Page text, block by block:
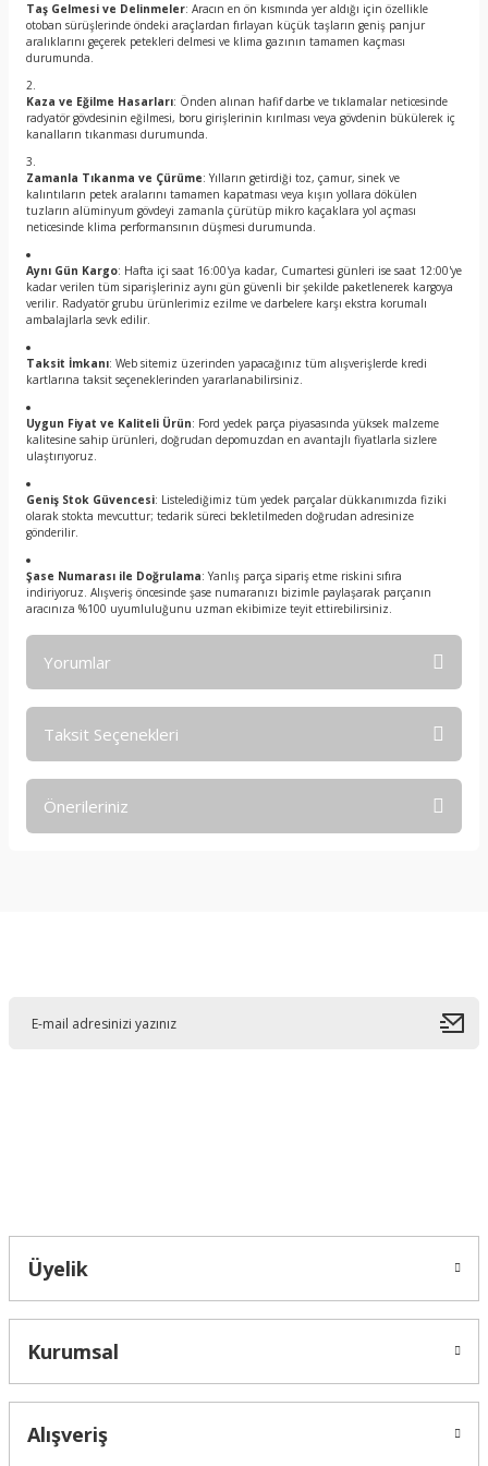
Taş Gelmesi ve Delinmeler: Aracın en ön kısmında yer aldığı için özellikle
otoban sürüşlerinde öndeki araçlardan fırlayan küçük taşların geniş panjur
aralıklarını geçerek petekleri delmesi ve klima gazının tamamen kaçması
durumunda.
Kaza ve Eğilme Hasarları: Önden alınan hafif darbe ve tıklamalar neticesinde
radyatör gövdesinin eğilmesi, boru girişlerinin kırılması veya gövdenin bükülerek iç
kanalların tıkanması durumunda.
Zamanla Tıkanma ve Çürüme: Yılların getirdiği toz, çamur, sinek ve
kalıntıların petek aralarını tamamen kapatması veya kışın yollara dökülen
tuzların alüminyum gövdeyi zamanla çürütüp mikro kaçaklara yol açması
neticesinde klima performansının düşmesi durumunda.
Aynı Gün Kargo: Hafta içi saat 16:00'ya kadar, Cumartesi günleri ise saat 12:00'ye
kadar verilen tüm siparişleriniz aynı gün güvenli bir şekilde paketlenerek kargoya
verilir. Radyatör grubu ürünlerimiz ezilme ve darbelere karşı ekstra korumalı
ambalajlarla sevk edilir.
Taksit İmkanı: Web sitemiz üzerinden yapacağınız tüm alışverişlerde kredi
kartlarına taksit seçeneklerinden yararlanabilirsiniz.
Uygun Fiyat ve Kaliteli Ürün: Ford yedek parça piyasasında yüksek malzeme
kalitesine sahip ürünleri, doğrudan depomuzdan en avantajlı fiyatlarla sizlere
ulaştırıyoruz.
Geniş Stok Güvencesi: Listelediğimiz tüm yedek parçalar dükkanımızda fiziki
olarak stokta mevcuttur; tedarik süreci bekletilmeden doğrudan adresinize
gönderilir.
Şase Numarası ile Doğrulama: Yanlış parça sipariş etme riskini sıfıra
indiriyoruz. Alışveriş öncesinde şase numaranızı bizimle paylaşarak parçanın
aracınıza %100 uyumluluğunu uzman ekibimize teyit ettirebilirsiniz.
Yorumlar
Taksit Seçenekleri
Önerileriniz
Üyelik
Kurumsal
Alışveriş